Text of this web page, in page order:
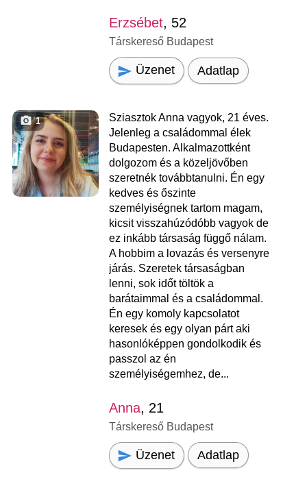
Erzsébet, 52
Társkereső Budapest
Üzenet Adatlap
1
Sziasztok Anna vagyok, 21 éves.
Jelenleg a családommal élek
Budapesten. Alkalmazottként
dolgozom és a közeljövőben
szeretnék továbbtanulni. Én egy
kedves és őszinte
személyiségnek tartom magam,
kicsit visszahúzódóbb vagyok de
ez inkább társaság függő nálam.
A hobbim a lovazás és versenyre
járás. Szeretek társaságban
lenni, sok időt töltök a
barátaimmal és a családommal.
Én egy komoly kapcsolatot
keresek és egy olyan párt aki
hasonlóképpen gondolkodik és
passzol az én
személyiségemhez, de...
Anna, 21
Társkereső Budapest
Üzenet Adatlap